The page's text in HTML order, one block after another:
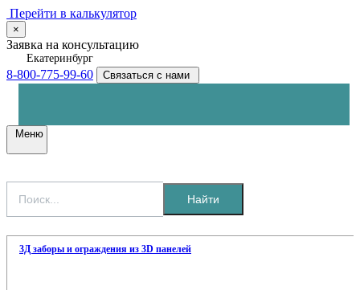
Перейти в калькулятор
×
Заявка на консультацию
Екатеринбург
8-800-775-99-60 Связаться с нами
Меню
Найти
3Д заборы и ограждения из 3D панелей